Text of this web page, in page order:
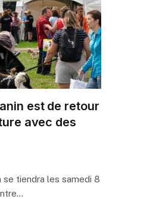
est de retour
avec des
se tiendra les samedi 8